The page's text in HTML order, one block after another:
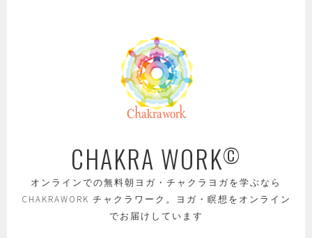
CHAKRA WORK©
オンラインでの無料朝ヨガ・チャクラヨガを学ぶなら
CHAKRAWORK チャクラワーク。ヨガ・瞑想をオンライン
でお届けしています